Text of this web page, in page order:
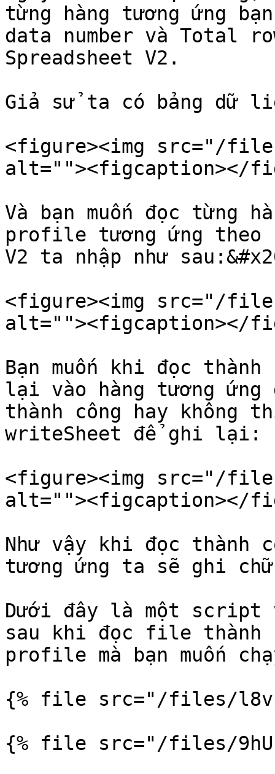
từng hàng tương ứng
data number và Total
Spreadsheet V2.
Giả sử ta có bảng dữ
<figure><img src="/
alt=""><figcaption></
Và bạn muốn đọc từng
profile tương ứng theo
V2 ta nhập như
<figure><img src="/
alt=""><figcaption></
Bạn muốn khi đọc
lại vào hàng tương
thành công hay không
writeSheet để ghi lại:
<figure><img src="/files/
alt=""><figcaption></
Như vậy khi đọc thành
tương ứng ta sẽ ghi
Dưới đây là một
sau khi đọc file thành
profile mà bạn muốn
{% file src="/files/